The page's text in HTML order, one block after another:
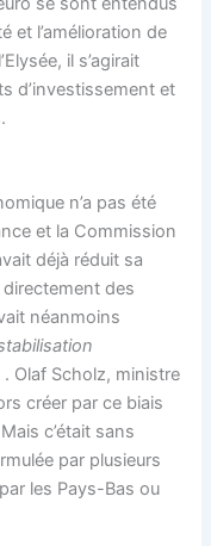
et l’amélioration de
il s’agirait
d’investissement et
n’a pas été
et la Commission
déjà réduit sa
des
néanmoins
. Olaf Scholz, ministre
créer par ce biais
c’était sans
par plusieurs
les Pays-Bas ou